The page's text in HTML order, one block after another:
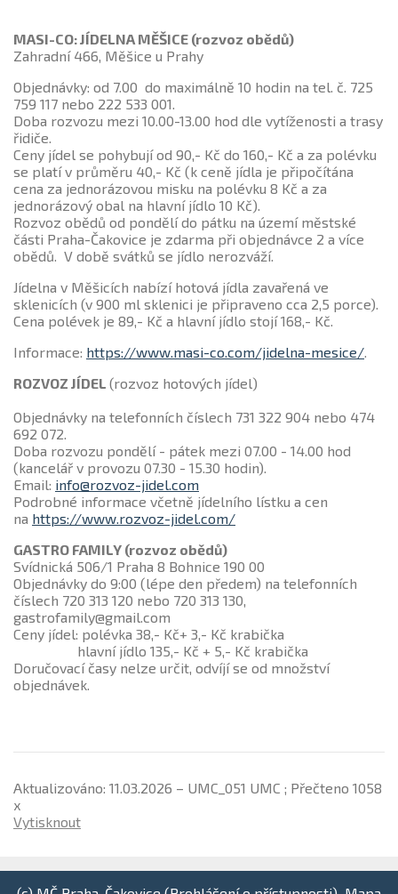
MASI-CO: JÍDELNA MĚŠICE (rozvoz obědů)
Zahradní 466, Měšice u Prahy
Objednávky: od 7.00 do maximálně 10 hodin na tel. č. 725
759 117 nebo 222 533 001.
Doba rozvozu mezi 10.00-13.00 hod dle vytíženosti a trasy
řidiče.
Ceny jídel se pohybují od 90,- Kč do 160,- Kč a za polévku
se platí v průměru 40,- Kč (k ceně jídla je připočítána
cena za jednorázovou misku na polévku 8 Kč a za
jednorázový obal na hlavní jídlo 10 Kč).
Rozvoz obědů od pondělí do pátku na území městské
části Praha-Čakovice je zdarma při objednávce 2 a více
obědů. V době svátků se jídlo nerozváží.
Jídelna v Měšicích nabízí hotová jídla zavařená ve
sklenicích (v 900 ml sklenici je připraveno cca 2,5 porce).
Cena polévek je 89,- Kč a hlavní jídlo stojí 168,- Kč.
Informace: https://www.masi-co.com/jidelna-mesice/.
ROZVOZ JÍDEL (rozvoz hotových jídel)
Objednávky na telefonních číslech 731 322 904 nebo 474
692 072.
Doba rozvozu pondělí - pátek mezi 07.00 - 14.00 hod
(kancelář v provozu 07.30 - 15.30 hodin).
Email: info@rozvoz-jidel.com
Podrobné informace včetně jídelního lístku a cen
na https://www.rozvoz-jidel.com/
GASTRO FAMILY (rozvoz obědů)
Svídnická 506/1 Praha 8 Bohnice 190 00
Objednávky do 9:00 (lépe den předem) na telefonních
číslech 720 313 120 nebo 720 313 130,
gastrofamily@gmail.com
Ceny jídel: polévka 38,- Kč+ 3,- Kč krabička
hlavní jídlo 135,- Kč + 5,- Kč krabička
Doručovací časy nelze určit, odvíjí se od množství
objednávek.
Aktualizováno: 11.03.2026 – UMC_051 UMC ; Přečteno 1058
x
Vytisknout